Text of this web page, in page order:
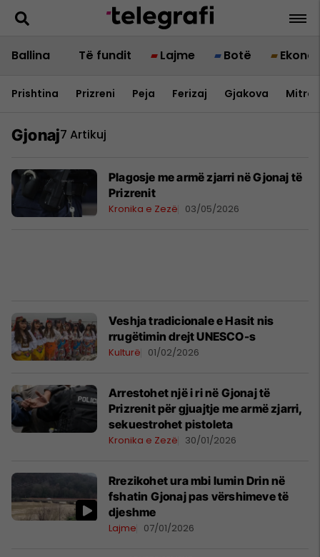
Ballina Të fundit Lajme Botë
Prishtina Prizreni Peja Ferizaj Gjakova
Gjonaj7 Artikuj
Plagosje me armë zjarri në Gjonaj të
Prizrenit
Kronika e Zezë 03/05/2026
Veshja tradicionale e Hasit nis
rrugëtimin drejt UNESCO-s
Kulturë 01/02/2026
Arrestohet një i ri në Gjonaj të
Prizrenit për gjuajtje me armë zjarri,
sekuestrohet pistoleta
Kronika e Zezë 30/01/2026
Rrezikohet ura mbi lumin Drin në
fshatin Gjonaj pas vërshimeve të
djeshme
Lajme 07/01/2026